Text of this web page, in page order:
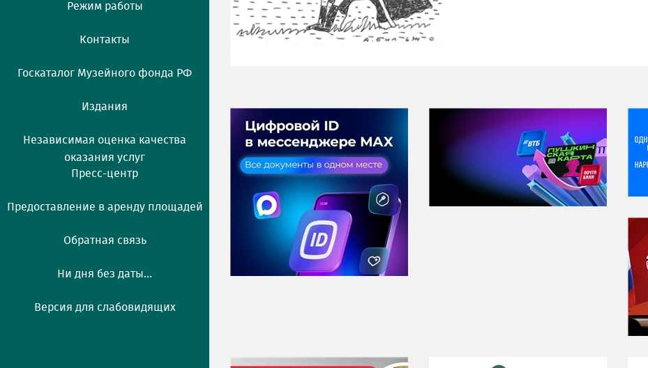
Режим работы
Контакты
Госкаталог Музейного фонда РФ
Издания
Независимая оценка качества
оказания услуг
Пресс-центр
Предоставление в аренду площадей
Обратная связь
Ни дня без даты...
Версия для слабовидящих